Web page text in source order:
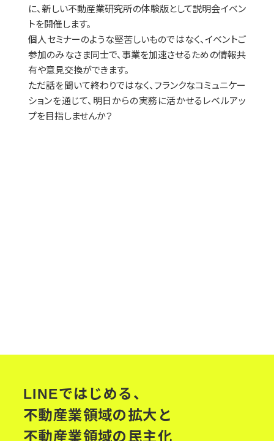
に、新しい不動産業研究所の体験版として説明会イベン
トを開催します。
個人セミナーのような堅苦しいものではなく、イベントご
参加のみなさま同士で、事業を加速させるための情報共
有や意見交換ができます。
ただ話を聞いて終わりではなく、フランクなコミュニケー
ションを通じて、明日からの実務に活かせるレベルアッ
プを目指しませんか？
LINEではじめる、
不動産業領域の拡大と
不動産業領域の民主化